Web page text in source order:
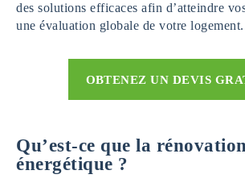
des solutions efficaces afin d’atteindre
une évaluation globale de votre logement.
OBTENEZ UN DEVIS
Qu’est-ce que la
énergétique ?